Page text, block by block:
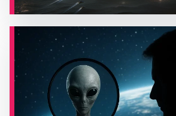
ASTRONOMIJA